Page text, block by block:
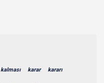
kalması karar kararı